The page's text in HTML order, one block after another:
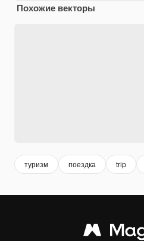
Похожие векторы
туризм поездка trip